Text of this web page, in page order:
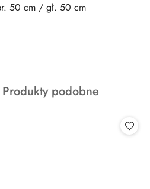
50 cm / gł. 50 cm
Produkty
Produkty podobne